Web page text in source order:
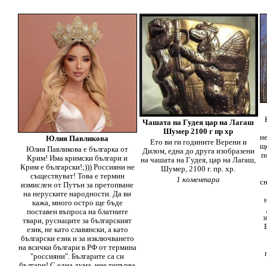
Юлия Павликова
Юлия Павликова е българка от
Крим! Има кримски българи и
Крим е български!;))) Россияни не
съществуват! Това е термин
измислен от Путън за претопване
на неруските народности. Да ви
кажа, много остро ще бъде
поставен въпроса на блатните
твари, руснаците за българският
език, не като славянски, а като
български език и за изключването
на всички българи в РФ от термина
"россияни". Българите са си
Чашата на Гудея цар на Лагаш
Шумер 2100 г пр хр
Ето ви ги годините Верени и
Дилом, една до друга изобразени
на чашата на Гудея, цар на Лагаш,
Шумер, 2100 г. пр. хр.
1 коментара